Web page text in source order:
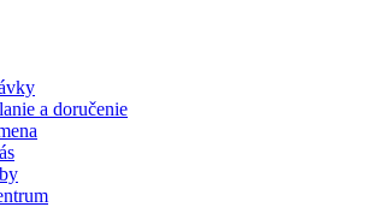
a doručenie